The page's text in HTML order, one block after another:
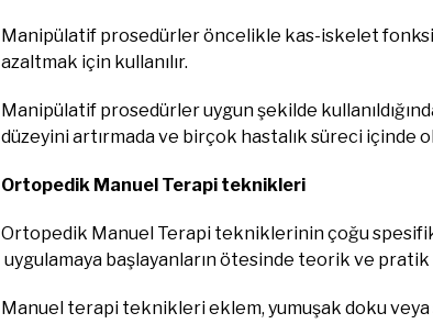
Manipülatif prosedürler öncelikle kas-iskelet
azaltmak için kullanılır.
Manipülatif prosedürler uygun şekilde
düzeyini artırmada ve birçok hastalık süreci içinde
Ortopedik Manuel Terapi teknikleri
Ortopedik Manuel Terapi tekniklerinin çoğu
uygulamaya başlayanların ötesinde teorik ve
Manuel terapi teknikleri eklem, yumuşak doku veya